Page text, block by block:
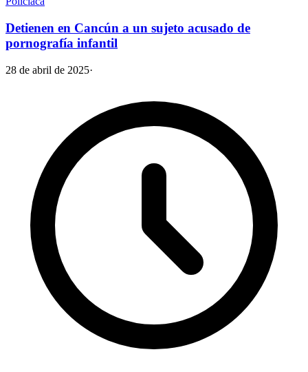
Detienen en Cancún a un sujeto acusado de
pornografía infantil
28 de abril de 2025·